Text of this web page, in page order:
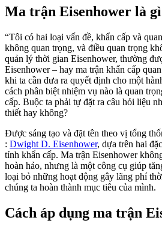
Ma trận Eisenhower là
“Tôi có hai loại vấn đề, khẩn cấp và
không quan trọng, và điều quan trọng
quản lý thời gian Eisenhower, thường
Eisenhower – hay ma trận khẩn cấp
khi ta cần đưa ra quyết định cho một
cách phân biệt nhiệm vụ nào là quan
cấp. Buộc ta phải tự đặt ra câu hỏi liệu
thiết hay không?
Được sáng tạo và đặt tên theo vị tổng
: Dwight D. Eisenhower, dựa trên hai
tính khẩn cấp. Ma trận Eisenhower
hoàn hảo, nhưng là một công cụ giúp
loại bỏ những hoạt động gây lãng phí
chúng ta hoàn thành mục tiêu của mình.
Cách áp dụng ma trận